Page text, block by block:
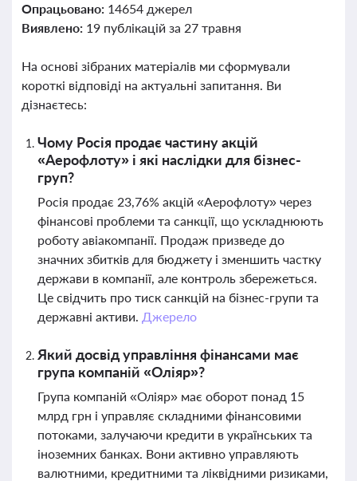
Опрацьовано: 14654 джерел
Виявлено: 19 публікацій за 27 травня
На основі зібраних матеріалів ми сформували
короткі відповіді на актуальні запитання. Ви
дізнаєтесь:
Чому Росія продає частину акцій
«Аерофлоту» і які наслідки для бізнес-
груп?
Росія продає 23,76% акцій «Аерофлоту» через
фінансові проблеми та санкції, що ускладнюють
роботу авіакомпанії. Продаж призведе до
значних збитків для бюджету і зменшить частку
держави в компанії, але контроль збережеться.
Це свідчить про тиск санкцій на бізнес-групи та
державні активи. Джерело
Який досвід управління фінансами має
група компаній «Оліяр»?
Група компаній «Оліяр» має оборот понад 15
млрд грн і управляє складними фінансовими
потоками, залучаючи кредити в українських та
іноземних банках. Вони активно управляють
валютними, кредитними та ліквідними ризиками,